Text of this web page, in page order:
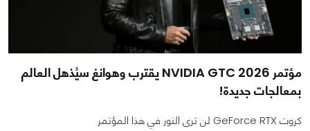
مؤتمر NVIDIA GTC 2026 يقترب وهوانغ سيُذهل العالم
بمعالجات جديدة!
كروت GeForce RTX لن ترى النور في هذا المؤتمر